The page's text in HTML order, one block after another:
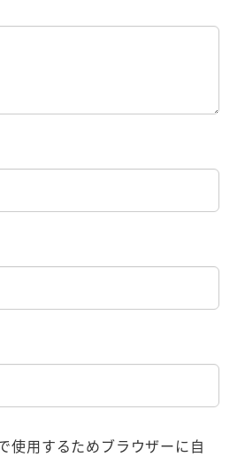
使用するためブラウザーに自